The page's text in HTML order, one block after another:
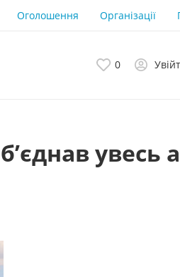
Оголошення Організації
0
увесь